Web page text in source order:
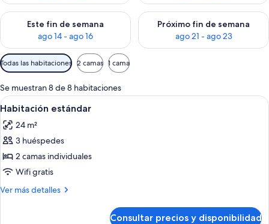
Este fin de semana
ago 14 - ago 16
Consulta la disponibilidad para este fin de semana, ago 14 -
Próximo fin de semana
ago 21 - ago 23
Consulta la disponibilidad
Filtros
disponibles
para
las
habitaciones
Todas las habitaciones 2 camas 1 cama
Se muestran 8 de 8 habitaciones
Abrir
todas
las
fotos
de
Habitación
estándar
Habitación de hotel con cama,
11
Habitación estándar
24 m²
3 huéspedes
2 camas individuales
Wifi gratis
Ver más detalles
Más
Consultar precios y disponibilidad